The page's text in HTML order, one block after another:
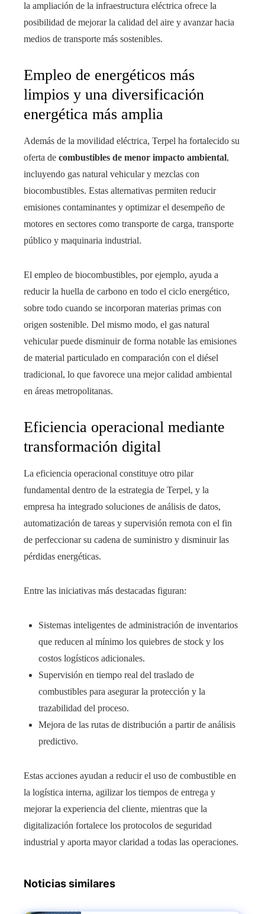
la ampliación de la infraestructura eléctrica ofrece la
posibilidad de mejorar la calidad del aire y avanzar hacia
medios de transporte más sostenibles.
Empleo de energéticos más
limpios y una diversificación
energética más amplia
Además de la movilidad eléctrica, Terpel ha fortalecido su
oferta de combustibles de menor impacto ambiental,
incluyendo gas natural vehicular y mezclas con
biocombustibles. Estas alternativas permiten reducir
emisiones contaminantes y optimizar el desempeño de
motores en sectores como transporte de carga, transporte
público y maquinaria industrial.
El empleo de biocombustibles, por ejemplo, ayuda a
reducir la huella de carbono en todo el ciclo energético,
sobre todo cuando se incorporan materias primas con
origen sostenible. Del mismo modo, el gas natural
vehicular puede disminuir de forma notable las emisiones
de material particulado en comparación con el diésel
tradicional, lo que favorece una mejor calidad ambiental
en áreas metropolitanas.
Eficiencia operacional mediante
transformación digital
La eficiencia operacional constituye otro pilar
fundamental dentro de la estrategia de Terpel, y la
empresa ha integrado soluciones de análisis de datos,
automatización de tareas y supervisión remota con el fin
de perfeccionar su cadena de suministro y disminuir las
pérdidas energéticas.
Entre las iniciativas más destacadas figuran:
Sistemas inteligentes de administración de inventarios
que reducen al mínimo los quiebres de stock y los
costos logísticos adicionales.
Supervisión en tiempo real del traslado de
combustibles para asegurar la protección y la
trazabilidad del proceso.
Mejora de las rutas de distribución a partir de análisis
predictivo.
Estas acciones ayudan a reducir el uso de combustible en
la logística interna, agilizar los tiempos de entrega y
mejorar la experiencia del cliente, mientras que la
digitalización fortalece los protocolos de seguridad
industrial y aporta mayor claridad a todas las operaciones.
Noticias similares